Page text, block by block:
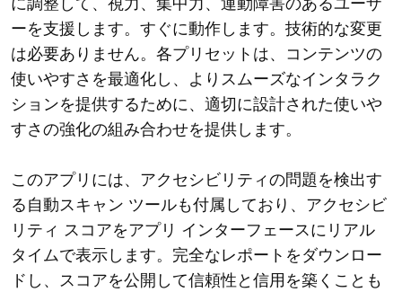
ーを支援します。すぐに動作します。技術的な変更
は必要ありません。各プリセットは、コンテンツの
使いやすさを最適化し、よりスムーズなインタラク
ションを提供するために、適切に設計された使いや
すさの強化の組み合わせを提供します。
このアプリには、アクセシビリティの問題を検出す
る自動スキャン ツールも付属しており、アクセシビ
リティ スコアをアプリ インターフェースにリアル
タイムで表示します。完全なレポートをダウンロー
ドし、スコアを公開して信頼性と信用を築くことも